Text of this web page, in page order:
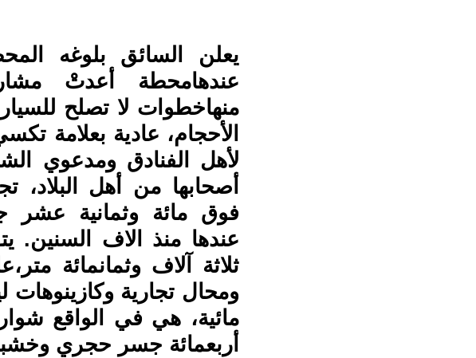
يعلن السائق بلوغه
عندهامحطة أعدتْ
منهاخطوات لا تصلح
الأحجام، عادية بعلامة
لأهل الفنادق ومدعوي
أصحابها من أهل البلاد،
فوق مائة وثمانية عشر
عندها منذ الاف السنين.
ثلاثة آلاف وثمانمائة
ومحال تجارية وكازينوهات
مائية، هي في الواقع
أربعمائة جسر حجري